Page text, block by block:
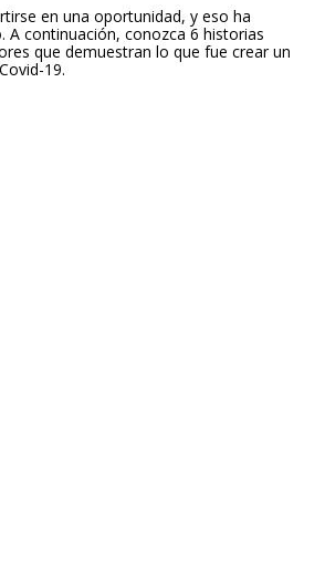
en una oportunidad, y eso ha
A continuación, conozca 6 historias
que demuestran lo que fue crear un
19.